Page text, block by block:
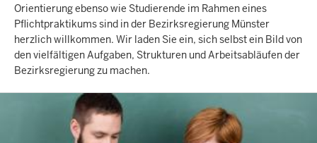
Orientierung ebenso wie Studierende im Rahmen eines
Pflichtpraktikums sind in der Bezirksregierung Münster
herzlich willkommen. Wir laden Sie ein, sich selbst ein Bild von
den vielfältigen Aufgaben, Strukturen und Arbeitsabläufen der
Bezirksregierung zu machen.